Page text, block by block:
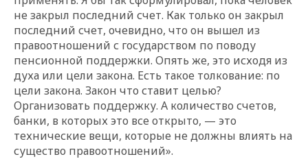
не закрыл последний счет. Как только он закрыл
последний счет, очевидно, что он вышел из
правоотношений с государством по поводу
пенсионной поддержки. Опять же, это исходя из
духа или цели закона. Есть такое толкование: по
цели закона. Закон что ставит целью?
Организовать поддержку. А количество счетов,
банки, в которых это все открыто, — это
технические вещи, которые не должны влиять на
существо правоотношений».